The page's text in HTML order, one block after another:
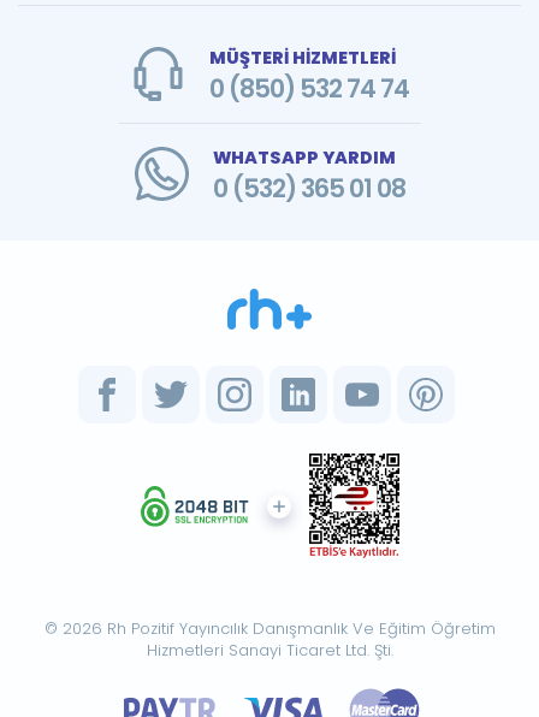
MÜŞTERİ HİZMETLERİ
0 (850) 532 74 74
WHATSAPP YARDIM
0 (532) 365 01 08
© 2026 Rh Pozitif Yayıncılık Danışmanlık Ve Eğitim Öğretim
Hizmetleri Sanayi Ticaret Ltd. Şti.